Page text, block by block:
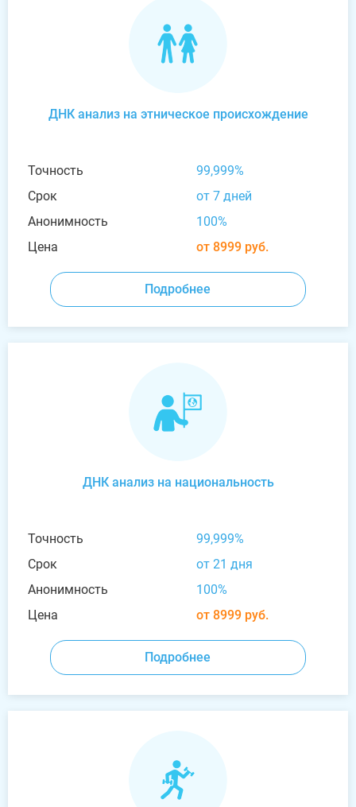
ДНК анализ на этническое происхождение
Точность
99,999%
Срок
от 7 дней
Анонимность
100%
Цена
от 8999 руб.
Подробнее
ДНК анализ на национальность
Точность
99,999%
Срок
от 21 дня
Анонимность
100%
Цена
от 8999 руб.
Подробнее